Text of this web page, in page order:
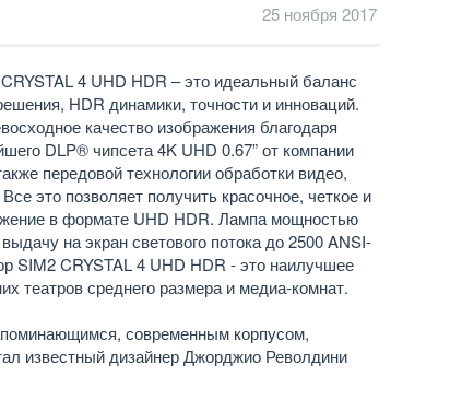
25 ноября 2017
4 UHD HDR – это идеальный баланс
HDR динамики, точности и инноваций.
качество изображения благодаря
DLP® чипсета 4K UHD 0.67” от компании
передовой технологии обработки видео,
это позволяет получить красочное, четкое и
в формате UHD HDR. Лампа мощностью
на экран светового потока до 2500 ANSI-
SIM2 CRYSTAL 4 UHD HDR - это наилучшее
театров среднего размера и медиа-комнат.
современным корпусом,
известный дизайнер Джорджио Револдини